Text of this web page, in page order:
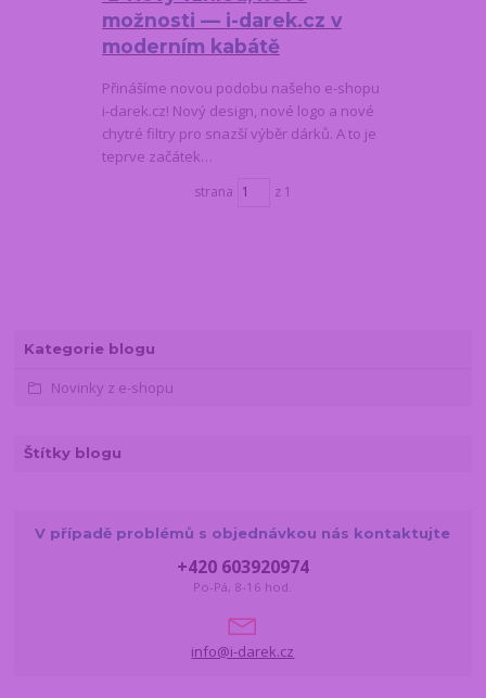
Kategorie blogu
Novinky z e-shopu
Štítky blogu
V případě problémů s objednávkou nás kontaktujte
+420 603920974
Po-Pá, 8-16 hod.
info@i-darek.cz
možnosti — i-darek.cz v
moderním kabátě
Přinášíme novou podobu našeho e-shopu
i-darek.cz! Nový design, nové logo a nové
chytré filtry pro snazší výběr dárků. A to je
teprve začátek…
strana z 1